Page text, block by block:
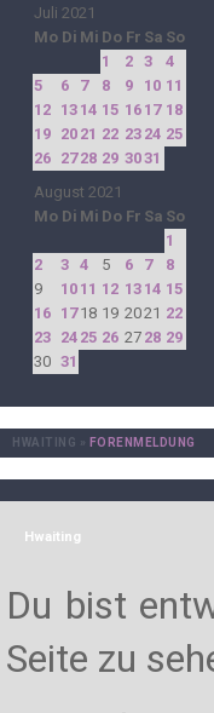
Juli 2021
Mo Di Mi Do Fr Sa So
1
2 3
4
5
6 7 8 9 10 11
12 13 14 15 16 17 18
19 20 21 22 23 24 25
26 27 28 29 3031
August 2021
Mo Di Mi Do Fr Sa So
1
2
3 4 5 6 7
8
9
10 11 12 13 14 15
16 17 18 19 2021 22
23 24 25 26 27 28 29
30 31
HWAITING » FORENMELDUNG
Hwaiting
Du bist
Seite zu